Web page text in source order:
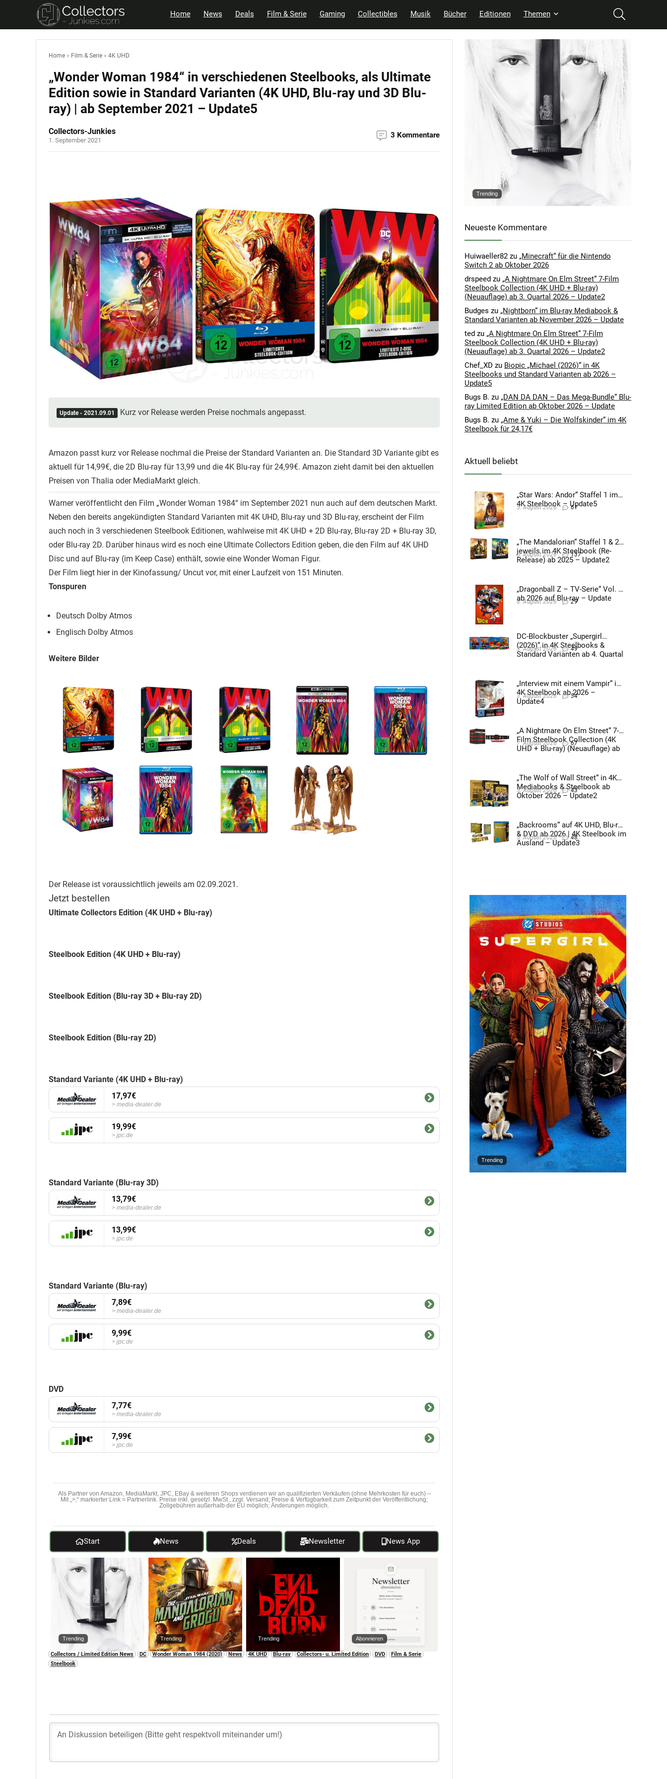
Home News Deals Film & Serie Gaming Collectibles Musik Bücher Editionen Themen
Home » Film & Serie » 4K UHD
„Wonder Woman 1984“ in verschiedenen Steelbooks, als Ultimate
Edition sowie in Standard Varianten (4K UHD, Blu-ray und 3D Blu-
ray) | ab September 2021 – Update5
Collectors-Junkies
1. September 2021
3 Kommentare
Update - 2021.09.01 Kurz vor Release werden Preise nochmals angepasst.
Amazon passt kurz vor Release nochmal die Preise der Standard Varianten an. Die Standard 3D Variante gibt es
aktuell für 14,99€, die 2D Blu-ray für 13,99 und die 4K Blu-ray für 24,99€. Amazon zieht damit bei den aktuellen
Preisen von Thalia oder MediaMarkt gleich.
Warner veröffentlicht den Film „Wonder Woman 1984“ im September 2021 nun auch auf dem deutschen Markt.
Neben den bereits angekündigten Standard Varianten mit 4K UHD, Blu-ray und 3D Blu-ray, erscheint der Film
auch noch in 3 verschiedenen Steelbook Editionen, wahlweise mit 4K UHD + 2D Blu-ray, Blu-ray 2D + Blu-ray 3D,
oder Blu-ray 2D. Darüber hinaus wird es noch eine Ultimate Collectors Edition geben, die den Film auf 4K UHD
Disc und auf Blu-ray (im Keep Case) enthält, sowie eine Wonder Woman Figur.
Der Film liegt hier in der Kinofassung/ Uncut vor, mit einer Laufzeit von 151 Minuten.
Tonspuren
Deutsch Dolby Atmos
Englisch Dolby Atmos
Weitere Bilder
Der Release ist voraussichtlich jeweils am 02.09.2021.
Jetzt bestellen
Ultimate Collectors Edition (4K UHD + Blu-ray)
Steelbook Edition (4K UHD + Blu-ray)
Steelbook Edition (Blu-ray 3D + Blu-ray 2D)
Steelbook Edition (Blu-ray 2D)
Standard Variante (4K UHD + Blu-ray)
17,97€
media-dealer.de
19,99€
jpc.de
Standard Variante (Blu-ray 3D)
13,79€
media-dealer.de
13,99€
jpc.de
Standard Variante (Blu-ray)
7,89€
media-dealer.de
9,99€
jpc.de
DVD
7,77€
media-dealer.de
7,99€
jpc.de
Als Partner von Amazon, MediaMarkt, JPC, EBay & weiteren Shops verdienen wir an qualifizierten Verkäufen (ohne Mehrkosten für euch) –
Mit „>;“ markierter Link = Partnerlink. Preise inkl. gesetzl. MwSt., zzgl. Versand; Preise & Verfügbarkeit zum Zeitpunkt der Veröffentlichung;
Zollgebühren außerhalb der EU möglich; Änderungen möglich.
Start News Deals Newsletter News App
Trending Trending Trending Abonnieren
Collectors / Limited Edition News DC Wonder Woman 1984 (2020) News 4K UHD Blu-ray Collectors- u. Limited Edition DVD
Film & Serie
Steelbook
Trending
Neueste Kommentare
Huiwaeller82 zu „Minecraft“ für die Nintendo
Switch 2 ab Oktober 2026
drspeed zu „A Nightmare On Elm Street“ 7-Film
Steelbook Collection (4K UHD + Blu-ray)
(Neuauflage) ab 3. Quartal 2026 – Update2
Budges zu „Nightborn“ im Blu-ray Mediabook &
Standard Varianten ab November 2026 – Update
ted zu „A Nightmare On Elm Street“ 7-Film
Steelbook Collection (4K UHD + Blu-ray)
(Neuauflage) ab 3. Quartal 2026 – Update2
Chef_XD zu Biopic „Michael (2026)“ in 4K
Steelbooks und Standard Varianten ab 2026 –
Update5
Bugs B. zu „DAN DA DAN – Das Mega-Bundle“ Blu-
ray Limited Edition ab Oktober 2026 – Update
Bugs B. zu „Ame & Yuki – Die Wolfskinder“ im 4K
Steelbook für 24,17€
Aktuell beliebt
„Star Wars: Andor“ Staffel 1 im
4K Steelbook – Update5
5. August 2026 61
„The Mandalorian“ Staffel 1 & 2
jeweils im 4K Steelbook (Re-
Release) ab 2025 – Update2
5. August 2026 137
„Dragonball Z – TV-Serie“ Vol. 4
ab 2026 auf Blu-ray – Update
6. August 2026 29
DC-Blockbuster „Supergirl
(2026)“ in 4K Steelbooks &
Standard Varianten ab 4. Quartal
3. August 2026 49
„Interview mit einem Vampir“ im
4K Steelbook ab 2026 –
Update4
3. August 2026 54
„A Nightmare On Elm Street“ 7-
Film Steelbook Collection (4K
UHD + Blu-ray) (Neuauflage) ab
7. August 2026 67
„The Wolf of Wall Street“ in 4K
Mediabooks & Steelbook ab
Oktober 2026 – Update2
5. August 2026 43
„Backrooms“ auf 4K UHD, Blu-ray
& DVD ab 2026 | 4K Steelbook im
Ausland – Update3
5. August 2026 48
Trending